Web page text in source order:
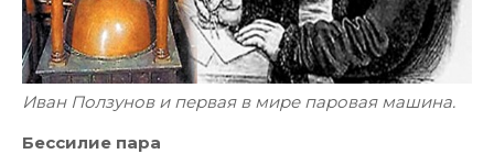
Иван Ползунов и первая в мире паровая машина.
Бессилие пара